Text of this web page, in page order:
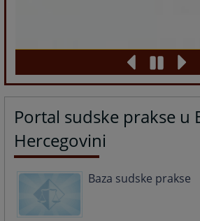
Portal sudske prakse u
Hercegovini
Baza sudske prakse